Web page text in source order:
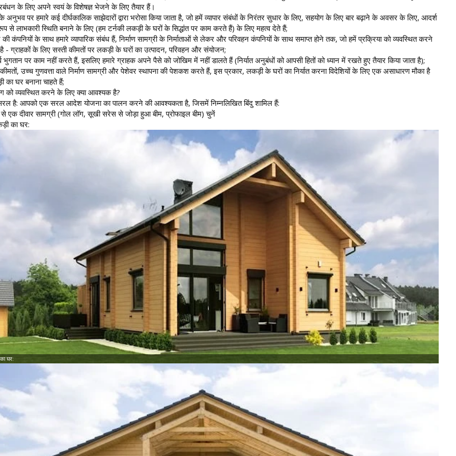
के लिए अपने स्वयं के विशेषज्ञ भेजने के लिए तैयार हैं।
अनुभव पर हमारे कई दीर्घकालिक साझेदारों द्वारा भरोसा किया जाता है, जो हमें व्यापार संबंधों के निरंतर सुधार के लिए, सहयोग के लिए बार बढ़ाने के अवसर के लिए, आदर्श
से लाभकारी स्थिति बनाने के लिए (हम टर्नकी लकड़ी के घरों के सिद्धांत पर काम करते हैं) के लिए महत्व देते हैं;
की कंपनियों के साथ हमारे व्यापारिक संबंध हैं, निर्माण सामग्री के निर्माताओं से लेकर और परिवहन कंपनियों के साथ समाप्त होने तक, जो हमें प्रक्रिया को व्यवस्थित करने
- ग्राहकों के लिए सस्ती कीमतों पर लकड़ी के घरों का उत्पादन, परिवहन और संयोजन;
पर काम नहीं करते हैं, इसलिए हमारे ग्राहक अपने पैसे को जोखिम में नहीं डालते हैं (निर्यात अनुबंधों को आपसी हितों को ध्यान में रखते हुए तैयार किया जाता है);
कीमतों, उच्च गुणवत्ता वाले निर्माण सामग्री और पेशेवर स्थापना की पेशकश करते हैं, इस प्रकार, लकड़ी के घरों का निर्यात करना विदेशियों के लिए एक असाधारण मौका है
घर बनाना चाहते हैं;
को व्यवस्थित करने के लिए क्या आवश्यक है?
है: आपको एक सरल आदेश योजना का पालन करने की आवश्यकता है, जिसमें निम्नलिखित बिंदु शामिल हैं:
एक दीवार सामग्री (गोल लॉग, सूखी सरेस से जोड़ा हुआ बीम, प्रोफाइल बीम) चुनें
का घर: